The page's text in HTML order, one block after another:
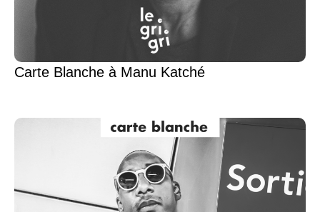
Carte Blanche à Manu Katché